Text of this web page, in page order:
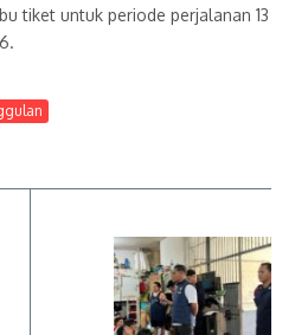
tiket untuk periode perjalanan 13